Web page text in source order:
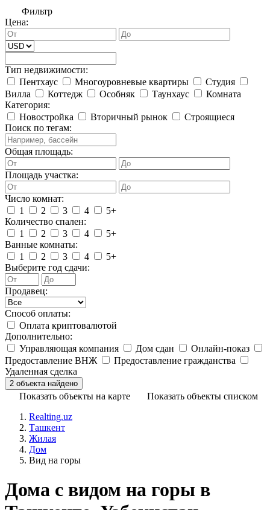
Фильтр
Цена:
Тип недвижимости:
Пентхаус
Многоуровневые квартиры
Студия
Вилла
Коттедж Особняк Таунхаус
Комната
Категория:
Новостройка
Вторичный рынок
Строящиеся
Поиск по тегам:
Общая площадь:
Площадь участка:
Число комнат:
1
2 3 4
5+
Количество спален:
1
2 3 4
5+
Ванные комнаты:
1
2 3 4
5+
Выберите год сдачи:
Продавец:
Способ оплаты:
Оплата криптовалютой
Дополнительно:
Управляющая компания
Дом сдан
Онлайн-показ
Предоставление ВНЖ
Предоставление гражданства
Удаленная сделка
Показать объекты на карте
Показать объекты списком
Realting.uz
Ташкент
Жилая
Дом
Вид на горы
Дома с видом на горы в